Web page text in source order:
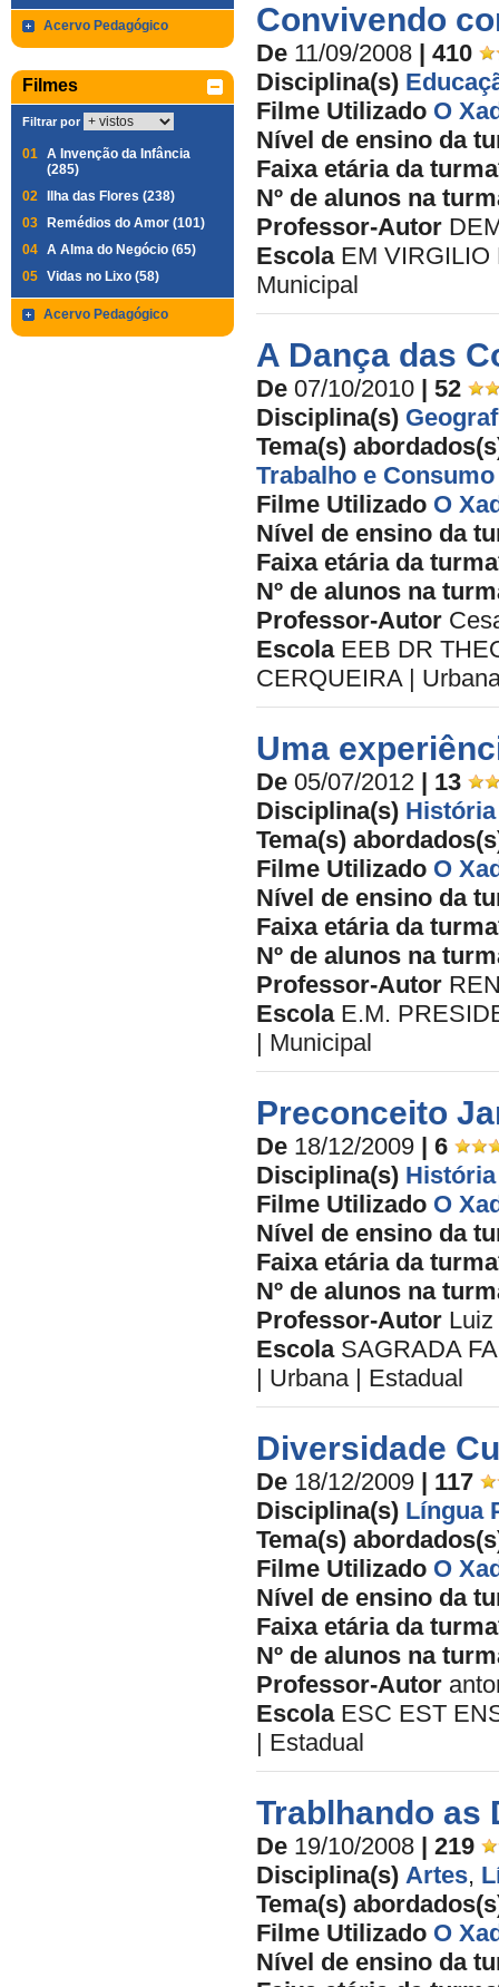
Acervo Pedagógico
Filmes
Filtrar por
01 A Invenção da Infância
(285)
02
Ilha das Flores (238)
03
Remédios do Amor (101)
04 A Alma do Negócio (65)
05 Vidas no Lixo (58)
Acervo Pedagógico
Convivendo
De 11/09/2008 | 410
Disciplina(s)
Filme Utilizado O
Nível de ensino da
Faixa etária da
Nº de alunos na
Professor-Autor
Escola EM VIRGILIO
Municipal
A Dança das
De 07/10/2010 | 52
Disciplina(s)
Tema(s)
Trabalho e Consumo
Filme Utilizado O
Nível de ensino da
Faixa etária da
Nº de alunos na
Professor-Autor
Escola EEB DR
CERQUEIRA |
Uma
De 05/07/2012 | 13
Disciplina(s) História
Tema(s)
Filme Utilizado O
Nível de ensino da
Faixa etária da
Nº de alunos na
Professor-Autor
Escola E.M.
| Municipal
Preconceito
De 18/12/2009 | 6
Disciplina(s) História
Filme Utilizado O
Nível de ensino da
Faixa etária da
Nº de alunos na
Professor-Autor
Escola SAGRADA
| Urbana | Estadual
Diversidade
De 18/12/2009 | 117
Disciplina(s) Língua
Tema(s)
Filme Utilizado O
Nível de ensino da
Faixa etária da
Nº de alunos na
Professor-Autor
Escola ESC EST
| Estadual
Trablhando as
De 19/10/2008 | 219
Disciplina(s) Artes,
Tema(s)
Filme Utilizado O
Nível de ensino da